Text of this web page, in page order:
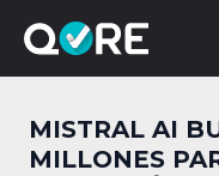
MISTRAL AI
MILLONES